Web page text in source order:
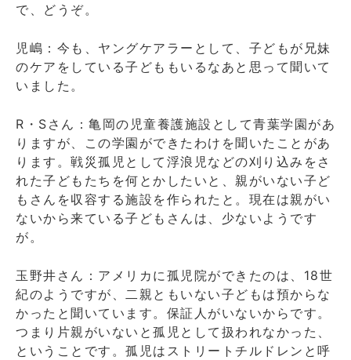
で、どうぞ。
児嶋：今も、ヤングケアラーとして、子どもが兄妹
のケアをしている子どももいるなあと思って聞いて
いました。
R・Sさん：亀岡の児童養護施設として青葉学園があ
りますが、この学園ができたわけを聞いたことがあ
ります。戦災孤児として浮浪児などの刈り込みをさ
れた子どもたちを何とかしたいと、親がいない子ど
もさんを収容する施設を作られたと。現在は親がい
ないから来ている子どもさんは、少ないようです
が。
玉野井さん：アメリカに孤児院ができたのは、18世
紀のようですが、二親ともいない子どもは預からな
かったと聞いています。保証人がいないからです。
つまり片親がいないと孤児として扱われなかった、
ということです。孤児はストリートチルドレンと呼